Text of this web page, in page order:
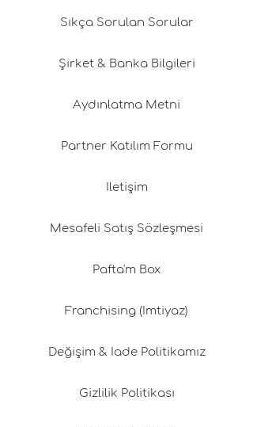
Sıkça Sorulan Sorular
Şirket & Banka Bilgileri
Aydınlatma Metni
Partner Katılım Formu
İletişim
Mesafeli Satış Sözleşmesi
Pafta'm Box
Franchising (İmtiyaz)
Değişim & İade Politikamız
Gizlilik Politikası